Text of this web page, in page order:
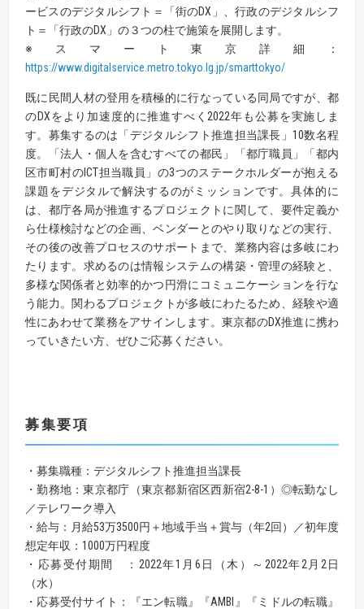
ービスのデジタルシフト＝「街のDX」、行政のデジタルシフ
ト＝「行政のDX」の３つの柱で施策を展開します。
※スマート東京詳細：
https://www.digitalservice.metro.tokyo.lg.jp/smarttokyo/
既に民間人材の登用を積極的に行なっている同局ですが、都
のDXをより加速度的に推進すべく2022年も公募を実施しま
す。募集するのは「デジタルシフト推進担当課長」10数名程
度。「法人・個人を含むすべての都民」「都庁職員」「都内
区市町村のICT担当職員」の3つのステークホルダーが抱える
課題をデジタルで解決するのがミッションです。具体的に
は、都庁各局が推進するプロジェクトに関して、要件定義か
ら仕様検討などの企画、ベンダーとのやり取りなどの実行、
その後の改善プロセスのサポートまで、業務内容は多岐にわ
たります。求めるのは情報システムの構築・管理の経験と、
多様な関係者と効率的かつ円滑にコミュニケーションを行な
う能力。関わるプロジェクトが多岐にわたるため、経験や適
性にあわせて業務をアサインします。東京都のDX推進に携わ
っていきたい方、ぜひご応募ください。
募集要項
・募集職種：デジタルシフト推進担当課長
・勤務地：東京都庁（東京都新宿区西新宿2-8-1）◎転勤なし
／テレワーク導入
・給与：月給53万3500円＋地域手当＋賞与（年2回）／初年度
想定年収：1000万円程度
・応募受付期間 ：2022年1月6日（木）～2022年2月2日
（水）
・応募受付サイト：『エン転職』『AMBI』『ミドルの転職』